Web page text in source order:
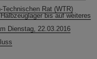
Rat (WTR)
bis auf weiteres
Dienstag, 22.03.2016